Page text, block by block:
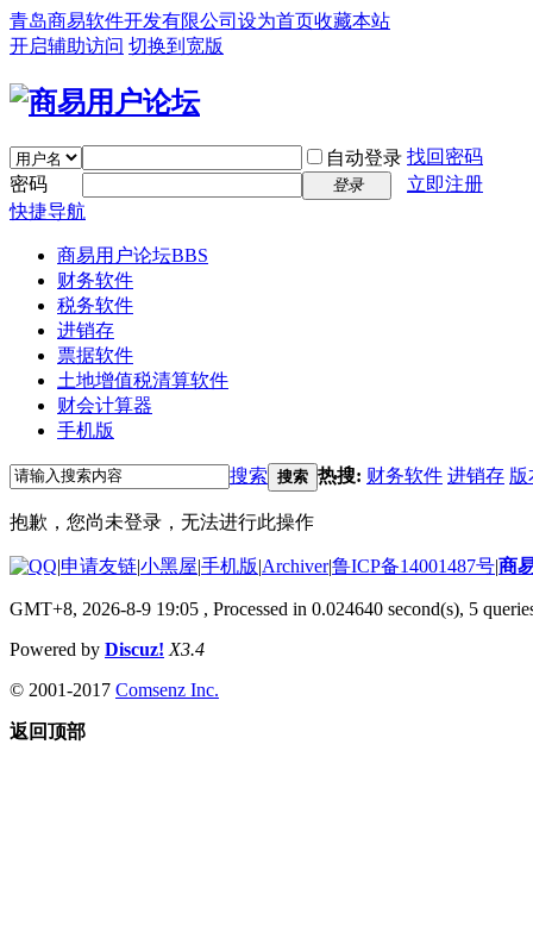
青岛商易软件开发有限公司 设为首页收藏本站
开启辅助访问 切换到宽版
自动登录 找回密码
密码
登录
立即注册
快捷导航
商易用户论坛BBS
财务软件
税务软件
进销存
票据软件
土地增值税清算软件
财会计算器
手机版
搜索 搜索 热搜: 财务软件 进销存 版
抱歉，您尚未登录，无法进行此操作
|申请友链|小黑屋|手机版|Archiver|鲁ICP备14001487号|商
GMT+8, 2026-8-9 19:05 , Processed in 0.024640 second(s), 5
Powered by Discuz! X3.4
© 2001-2017 Comsenz Inc.
返回顶部